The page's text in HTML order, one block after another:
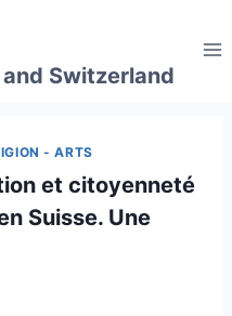
Switzerland
- ARTS
et citoyenneté
Suisse. Une